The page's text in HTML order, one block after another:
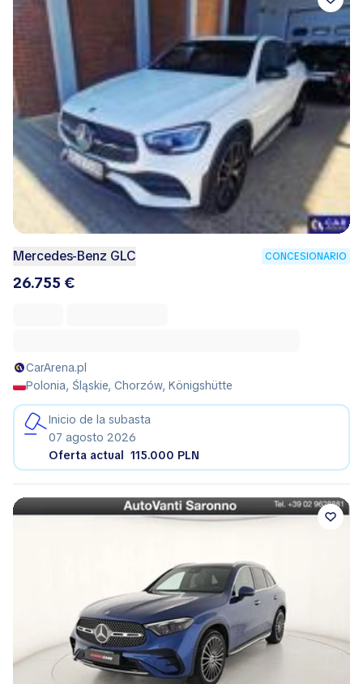
Mercedes-Benz GLC CONCESIONARIO
26.755 €
CarArena.pl
Polonia, Śląskie, Chorzów, Königshütte
Inicio de la subasta
07 agosto 2026
Oferta actual 115.000 PLN